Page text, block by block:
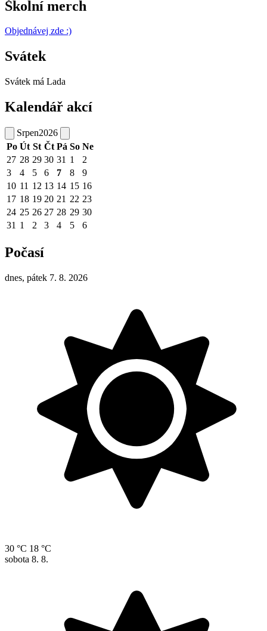
Školní merch
Objednávej zde :)
Svátek
Svátek má Lada
Kalendář akcí
Srpen2026
Po Út St Čt Pá So Ne
27 28 29 30 31 1
2
3
4 5 6 7 8
9
10 11 12 13 14 15 16
17 18 19 20 21 22 23
24 25 26 27 28 29 30
31 1 2 3 4 5 6
Počasí
dnes, pátek 7. 8. 2026
30 °C 18 °C
sobota 8. 8.